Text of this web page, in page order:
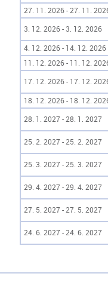
27. 11. 2026 - 27. 11.
3. 12. 2026 - 3. 12. 2026
4. 12. 2026 - 14. 12. 2026
11. 12. 2026 - 11. 12.
17. 12. 2026 - 17. 12.
18. 12. 2026 - 18. 12.
28. 1. 2027 - 28. 1. 2027
25. 2. 2027 - 25. 2. 2027
25. 3. 2027 - 25. 3. 2027
29. 4. 2027 - 29. 4. 2027
27. 5. 2027 - 27. 5. 2027
24. 6. 2027 - 24. 6. 2027